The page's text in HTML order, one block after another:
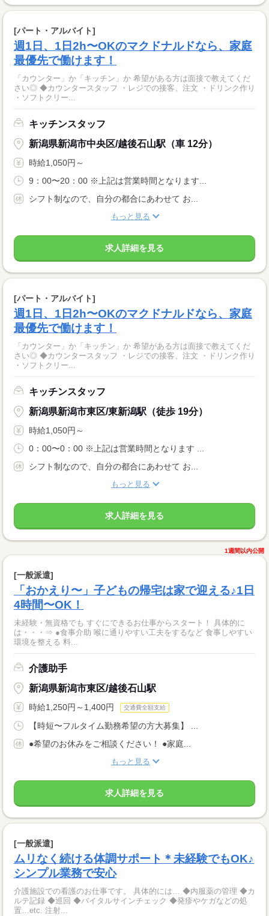
[パート・アルバイト]
週1日、1日2h〜OKのマクドナルドなら、家庭
最優先で働けます！
「カウンター」か「キッチン」か 希望がある方は面接で教えてくだ
さい◎ ◆カウンタースタッフ ・レジでの接客、注文 ・ドリンク作り
・ソフトクリー...
キッチンスタッフ
新潟県新潟市中央区/越後石山駅（車 12分）
時給1,050円～
9：00〜20：00 ※上記は営業時間となります...
シフト制なので、自分の都合にあわせて お...
もっと見る
求人詳細を見る
[パート・アルバイト]
週1日、1日2h〜OKのマクドナルドなら、家庭
最優先で働けます！
「カウンター」か「キッチン」か 希望がある方は面接で教えてくだ
さい◎ ◆カウンタースタッフ ・レジでの接客、注文 ・ドリンク作り
・ソフトクリー...
キッチンスタッフ
新潟県新潟市東区/東新潟駅（徒歩 19分）
時給1,050円～
0：00〜0：00 ※上記は営業時間となります ...
シフト制なので、自分の都合にあわせて お...
もっと見る
求人詳細を見る
1週間以内公開
[一般派遣]
「おかえり〜」子どもの帰宅は家で迎える♪1日
4時間〜OK！
未経験・無資格でも すぐにできるお仕事からスタート！ 具体的に
は・・・⇒ ●食事介助 喉に通りやすい工夫をするなど 食事しやすい
環境を整える 料...
介護助手
新潟県新潟市東区/越後石山駅
時給1,250円～1,400円 交通費全額支給
【時短〜フルタイム勤務希望の方大募集】 ...
●希望のお休みをご相談ください！ ●家庭...
もっと見る
求人詳細を見る
[一般派遣]
ムリなく続ける体調サポート＊未経験でもOK♪
シンプル業務で安心
介護施設での看護のお仕事です。 具体的には… ◆内服薬の管理 ◆カ
ルテ記録 ◆巡回 ◆バイタルサインチェック ◆発疹やケガなどの処
置…etc. 注射...